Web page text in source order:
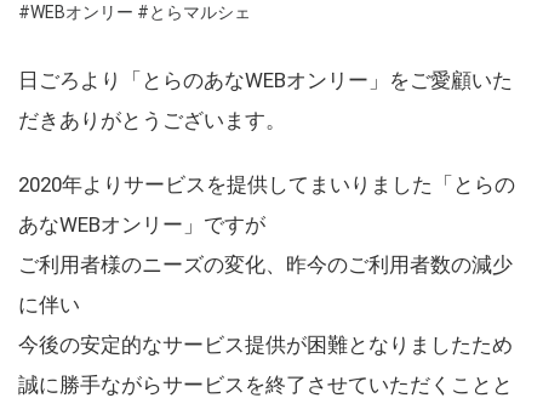
#WEBオンリー #とらマルシェ
日ごろより「とらのあなWEBオンリー」をご愛顧いた
だきありがとうございます。
2020年よりサービスを提供してまいりました「とらの
あなWEBオンリー」ですが
ご利用者様のニーズの変化、昨今のご利用者数の減少
に伴い
今後の安定的なサービス提供が困難となりましたため
誠に勝手ながらサービスを終了させていただくことと